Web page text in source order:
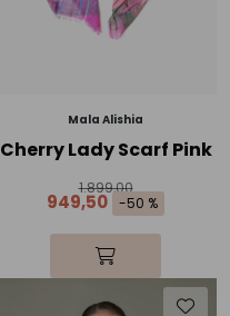
Mala Alishia
Cherry Lady Scarf Pink
1.899,00
949,50 -50 %